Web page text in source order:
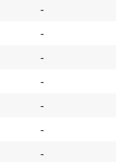
-
-
-
-
-
-
-